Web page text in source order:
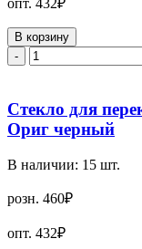
опт. 432₽
В корзину
-
Стекло для
Ориг черный
В наличии: 15 шт.
розн. 460₽
опт. 432₽